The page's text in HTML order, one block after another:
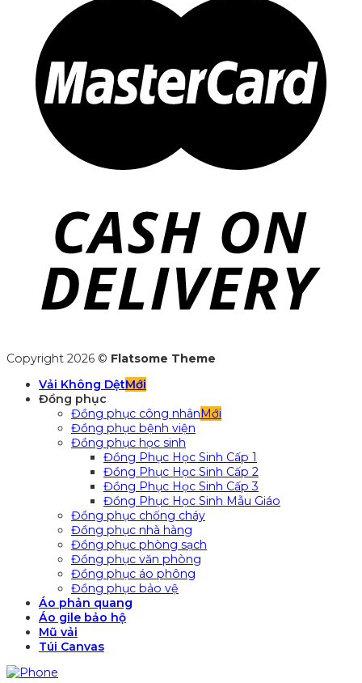
Copyright 2026 © Flatsome Theme
Vải Không Dệt
Đồng phục
Đồng phục công nhân
Đồng phục bệnh viện
Đồng phục học sinh
Đồng Phục Học Sinh Cấp 1
Đồng Phục Học Sinh Cấp 2
Đồng Phục Học Sinh Cấp 3
Đồng Phục Học Sinh Mẫu Giáo
Đồng phục chống cháy
Đồng phục nhà hàng
Đồng phục phòng sạch
Đồng phục văn phòng
Đồng phục áo phông
Đồng phục bảo vệ
Áo phản quang
Áo gile bảo hộ
Mũ vải
Túi Canvas